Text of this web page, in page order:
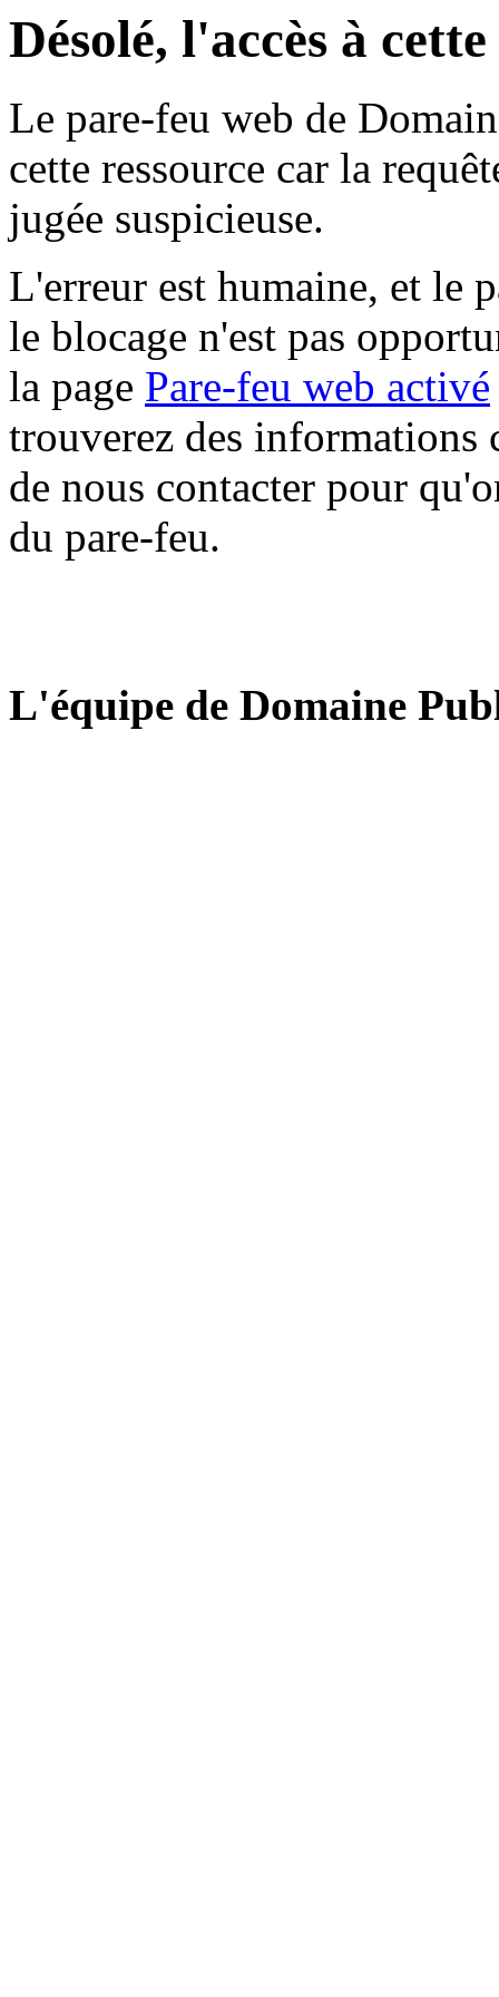
Désolé, l'accès à
Le pare-feu web de
cette ressource car la
jugée suspicieuse.
L'erreur est humaine, et le
le blocage n'est pas
la page Pare-feu web activé
trouverez des informations
de nous contacter pour
du pare-feu.
L'équipe de Domaine